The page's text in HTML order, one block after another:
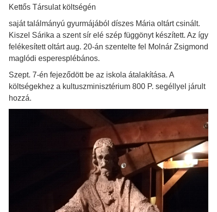
Kettős Társulat költségén
saját találmányú gyurmájából díszes Mária oltárt csinált.
Kiszel Sárika a szent sír elé szép függönyt készített. Az így
felékesített oltárt aug. 20-án szentelte fel Molnár Zsigmond
maglódi esperesplébános.
Szept. 7-én fejeződött be az iskola átalakítása. A
költségekhez a kultuszminisztérium 800 P. segéllyel járult
hozzá.